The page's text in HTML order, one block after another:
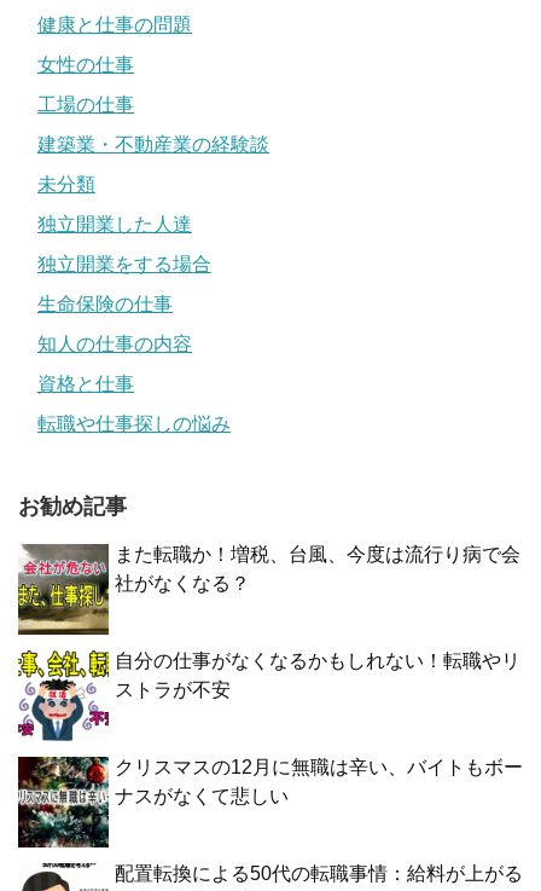
健康と仕事の問題
女性の仕事
工場の仕事
建築業・不動産業の経験談
未分類
独立開業した人達
独立開業をする場合
生命保険の仕事
知人の仕事の内容
資格と仕事
転職や仕事探しの悩み
お勧め記事
また転職か！増税、台風、今度は流行り病で会
社がなくなる？
自分の仕事がなくなるかもしれない！転職やリ
ストラが不安
クリスマスの12月に無職は辛い、バイトもボー
ナスがなくて悲しい
配置転換による50代の転職事情：給料が上がる